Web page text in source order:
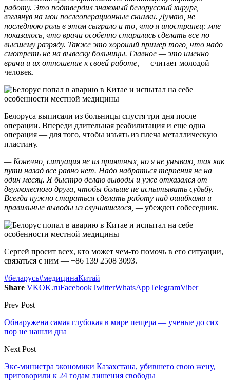
работу. Это подтвердил знакомый белорусский хирург,
взглянув на мои послеоперационные снимки. Думаю, не
последнюю роль в этом сыграло и то, что я иностранец: мне
показалось, что врачи особенно старались сделать все по
высшему разряду. Также это хороший пример того, что надо
смотреть не на вывеску больницы. Главное — это именно
врачи и их отношение к своей работе, —считает молодой
человек.
Белоруса выписали из больницы спустя три дня после
операции. Впереди длительная реабилитация и еще одна
операция — для того, чтобы изъять из плеча металлическую
пластину.
— Конечно, ситуация не из приятных, но я не унываю, так как
пути назад все равно нет. Надо набраться терпения не на
один месяц. Я быстро делаю выводы и уже отказался от
двухколесного друга, чтобы больше не испытывать судьбу.
Всегда нужно стараться сделать работу над ошибками и
правильные выводы из случившегося, —убежден собеседник.
Сергей просит всех, кто может чем-то помочь в его ситуации,
связаться с ним — +86 139 2508 3093.
#беларусь#медицинаКитай
Share VKOK.ruFacebookTwitterWhatsAppTelegramViber
Prev Post
Обнаружена самая глубокая в мире пещера — ученые до сих
пор не нашли дна
Next Post
Экс-министра экономики Казахстана, убившего свою жену,
приговорили к 24 годам лишения свободы